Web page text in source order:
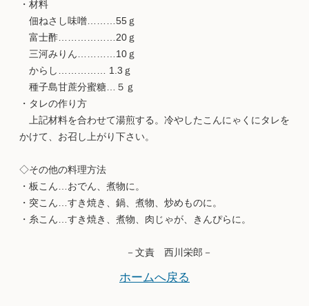
・材料
佃ねさし味噌………55ｇ
富士酢………………20ｇ
三河みりん…………10ｇ
からし…………… 1.3ｇ
種子島甘蔗分蜜糖…５ｇ
・タレの作り方
上記材料を合わせて湯煎する。冷やしたこんにゃくにタレを
かけて、お召し上がり下さい。
◇その他の料理方法
・板こん…おでん、煮物に。
・突こん…すき焼き、鍋、煮物、炒めものに。
・糸こん…すき焼き、煮物、肉じゃが、きんぴらに。
－文責 西川栄郎－
ホームへ戻る